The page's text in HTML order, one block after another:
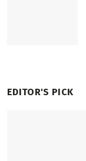
EDITOR'S PICK